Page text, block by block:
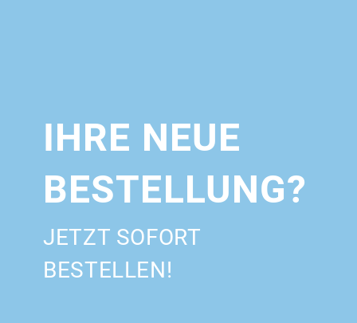
IHRE NEUE
BESTELLUNG?
JETZT SOFORT
BESTELLEN!